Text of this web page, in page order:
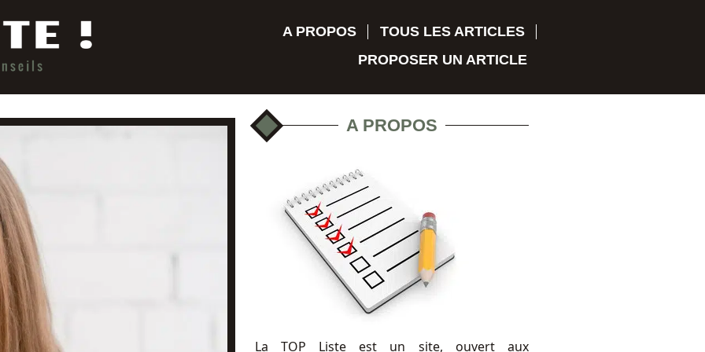
A PROPOS
TOUS LES ARTICLES
PROPOSER UN ARTICLE
A PROPOS
La TOP Liste est un site, ouvert aux